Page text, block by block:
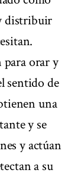
distribuir
para orar y
sentido de
una
y se
y actúan
a su